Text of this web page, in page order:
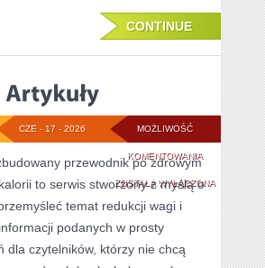
CONTINUE
MOŻLIWOŚĆ
KOMENTOWANIACZYTELNICZE
ARTYKUŁY
ZOSTAŁA WYŁĄCZONA
CZE - 17 - 2026
przewodnik po zdrowym
to serwis stworzony z myślą o
temat redukcji wagi i
podanych w prosty
dla czytelników, którzy nie chcą